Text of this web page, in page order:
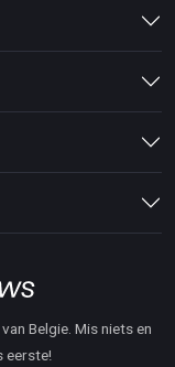
Belgie. Mis niets en
eerste!